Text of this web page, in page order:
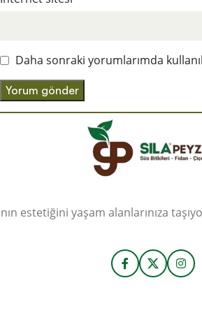
Daha sonraki yorumlarımda
estetiğini yaşam alanlarınıza